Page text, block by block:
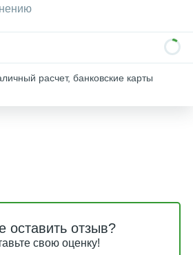
расчет, банковские карты
оставить отзыв?
свою оценку!